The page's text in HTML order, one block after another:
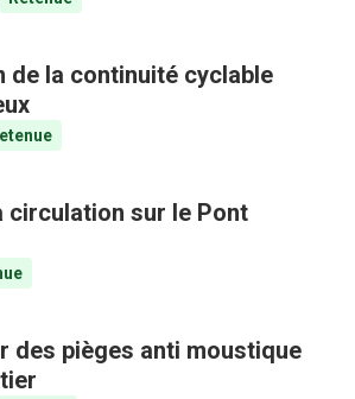
de la continuité cyclable
circulation sur le Pont
des pièges anti moustique